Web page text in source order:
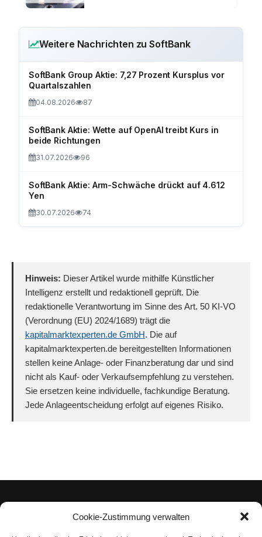
Cookie-Zustimmung verwalten
Weitere Nachrichten zu SoftBank
SoftBank Group Aktie: 7,27 Prozent Kursplus vor
Quartalszahlen
04.08.2026 87
SoftBank Aktie: Wette auf OpenAI treibt Kurs in
beide Richtungen
31.07.2026 96
SoftBank Aktie: Arm-Schwäche drückt auf 4.612
Yen
30.07.2026 74
Hinweis: Dieser Artikel wurde mithilfe Künstlicher
Intelligenz erstellt und redaktionell geprüft. Die
redaktionelle Verantwortung im Sinne des Art. 50 KI-VO
(Verordnung (EU) 2024/1689) trägt die
kapitalmarktexperten.de GmbH. Die auf
kapitalmarktexperten.de bereitgestellten Informationen
stellen keine Anlage- oder Finanzberatung dar und sind
nicht als Kauf- oder Verkaufsempfehlung zu verstehen.
Sie ersetzen keine individuelle, fachkundige Beratung.
Jede Anlageentscheidung erfolgt auf eigenes Risiko.